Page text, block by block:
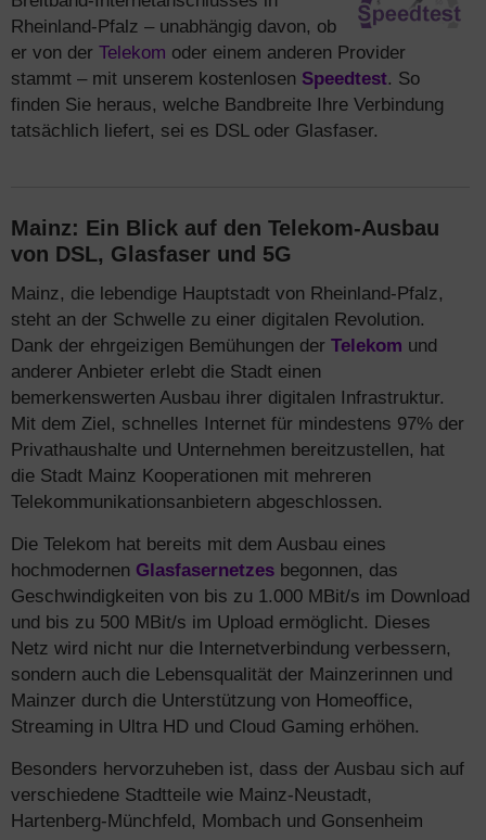
Rheinland-Pfalz – unabhängig davon, ob
er von der Telekom oder einem anderen Provider
stammt – mit unserem kostenlosen Speedtest. So
finden Sie heraus, welche Bandbreite Ihre Verbindung
tatsächlich liefert, sei es DSL oder Glasfaser.
Mainz: Ein Blick auf den Telekom-Ausbau
von DSL, Glasfaser und 5G
Mainz, die lebendige Hauptstadt von Rheinland-Pfalz,
steht an der Schwelle zu einer digitalen Revolution.
Dank der ehrgeizigen Bemühungen der Telekom und
anderer Anbieter erlebt die Stadt einen
bemerkenswerten Ausbau ihrer digitalen Infrastruktur.
Mit dem Ziel, schnelles Internet für mindestens 97% der
Privathaushalte und Unternehmen bereitzustellen, hat
die Stadt Mainz Kooperationen mit mehreren
Telekommunikationsanbietern abgeschlossen.
Die Telekom hat bereits mit dem Ausbau eines
hochmodernen Glasfasernetzes begonnen, das
Geschwindigkeiten von bis zu 1.000 MBit/s im Download
und bis zu 500 MBit/s im Upload ermöglicht. Dieses
Netz wird nicht nur die Internetverbindung verbessern,
sondern auch die Lebensqualität der Mainzerinnen und
Mainzer durch die Unterstützung von Homeoffice,
Streaming in Ultra HD und Cloud Gaming erhöhen.
Besonders hervorzuheben ist, dass der Ausbau sich auf
verschiedene Stadtteile wie Mainz-Neustadt,
Hartenberg-Münchfeld, Mombach und Gonsenheim